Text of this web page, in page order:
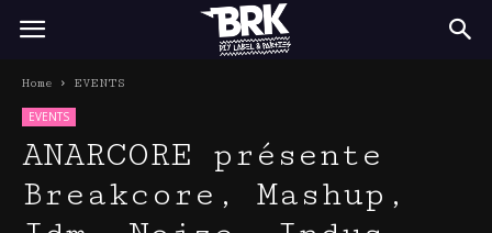
BRK
Home EVENTS
EVENTS
ANARCORE présente
Breakcore, Mashup,